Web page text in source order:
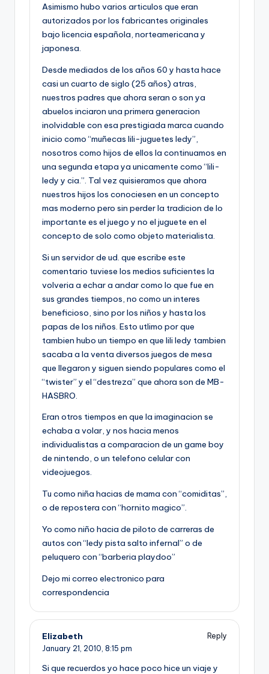
Asimismo hubo varios articulos que eran
autorizados por los fabricantes originales
bajo licencia española, norteamericana y
japonesa.
Desde mediados de los años 60 y hasta hace
casi un cuarto de siglo (25 años) atras,
nuestros padres que ahora seran o son ya
abuelos inciaron una primera generacion
inolvidable con esa prestigiada marca cuando
inicio como “muñecas lili-juguetes ledy”,
nosotros como hijos de ellos la continuamos en
una segunda etapa ya unicamente como “lili-
ledy y cia.”. Tal vez quisieramos que ahora
nuestros hijos los conociesen en un concepto
mas moderno pero sin perder la tradicion de lo
importante es el juego y no el juguete en el
concepto de solo como objeto materialista.
Si un servidor de ud. que escribe este
comentario tuviese los medios suficientes la
volveria a echar a andar como lo que fue en
sus grandes tiempos, no como un interes
beneficioso, sino por los niños y hasta los
papas de los niños. Esto utlimo por que
tambien hubo un tiempo en que lili ledy tambien
sacaba a la venta diversos juegos de mesa
que llegaron y siguen siendo populares como el
“twister” y el “destreza” que ahora son de MB-
HASBRO.
Eran otros tiempos en que la imaginacion se
echaba a volar, y nos hacia menos
individualistas a comparacion de un game boy
de nintendo, o un telefono celular con
videojuegos.
Tu como niña hacias de mama con “comiditas”,
o de repostera con “hornito magico”.
Yo como niño hacia de piloto de carreras de
autos con “ledy pista salto infernal” o de
peluquero con “barberia playdoo”
Dejo mi correo electronico para
correspondencia
Elizabeth
Reply
January 21, 2010, 8:15 pm
Si que recuerdos yo hace poco hice un viaje y